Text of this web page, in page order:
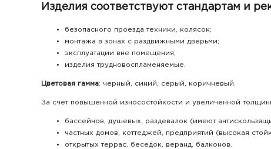
Изделия соответствуют стандартам и
безопасного проезда техники, колясок;
монтажа в зонах с раздвижными дверьми;
эксплуатации вне помещения;
изделия трудновоспламеняемые.
Цветовая гамма: черный, синий, серый, коричневый.
За счет повышенной износостойкости и увеличенной
бассейнов, душевых, раздевалок (имеют
частных домов, коттеджей, предприятий (высокая
открытых террас, беседок, веранд, балконов.